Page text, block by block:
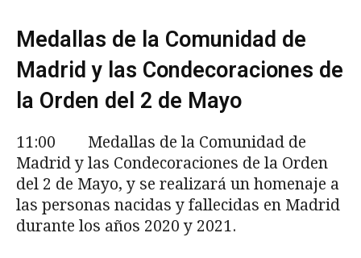
Medallas de la Comunidad de
Madrid y las Condecoraciones de
la Orden del 2 de Mayo
11:00 Medallas de la Comunidad de
Madrid y las Condecoraciones de la Orden
del 2 de Mayo, y se realizará un homenaje a
las personas nacidas y fallecidas en Madrid
durante los años 2020 y 2021.